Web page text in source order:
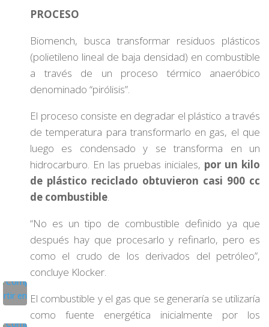
PROCESO
Biomench, busca transformar residuos plásticos
(polietileno lineal de baja densidad) en combustible
a través de un proceso térmico anaeróbico
denominado “pirólisis”.
El proceso consiste en degradar el plástico a través
de temperatura para transformarlo en gas, el que
luego es condensado y se transforma en un
hidrocarburo. En las pruebas iniciales, por un kilo
de plástico reciclado obtuvieron casi 900 cc
de combustible.
“No es un tipo de combustible definido ya que
después hay que procesarlo y refinarlo, pero es
como el crudo de los derivados del petróleo”,
concluye Klocker.
El combustible y el gas que se generaría se utilizaría
como fuente energética inicialmente por los